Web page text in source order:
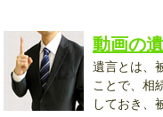
動画の
遺言とは、
ことで、相
しておき、